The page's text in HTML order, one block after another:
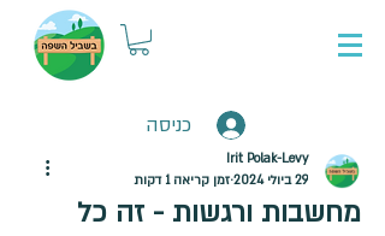
כניסה
מחשבות ורגשות - זה כל
Irit Polak-Levy
29 ביולי 2024
זמן קריאה 1 דקות